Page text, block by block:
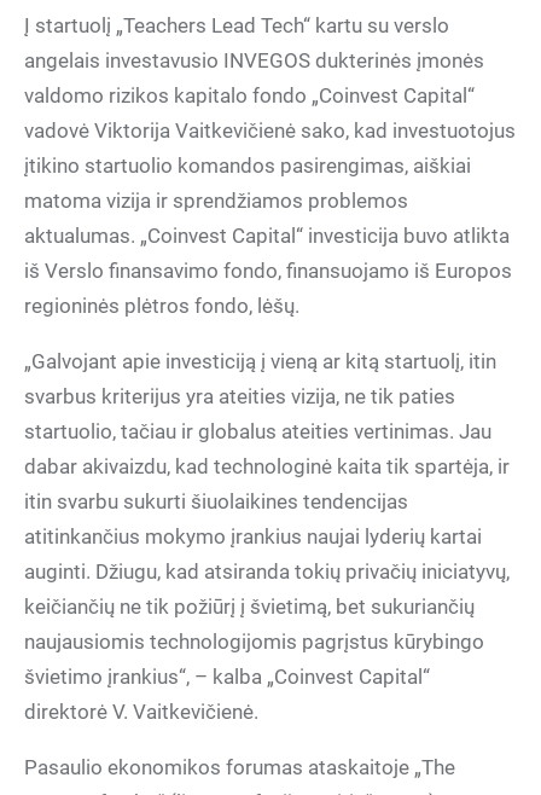
Į startuolį „Teachers Lead Tech“ kartu su verslo
angelais investavusio INVEGOS dukterinės įmonės
valdomo rizikos kapitalo fondo „Coinvest Capital“
vadovė Viktorija Vaitkevičienė sako, kad investuotojus
įtikino startuolio komandos pasirengimas, aiškiai
matoma vizija ir sprendžiamos problemos
aktualumas. „Coinvest Capital“ investicija buvo atlikta
iš Verslo finansavimo fondo, finansuojamo iš Europos
regioninės plėtros fondo, lėšų.
„Galvojant apie investiciją į vieną ar kitą startuolį, itin
svarbus kriterijus yra ateities vizija, ne tik paties
startuolio, tačiau ir globalus ateities vertinimas. Jau
dabar akivaizdu, kad technologinė kaita tik spartėja, ir
itin svarbu sukurti šiuolaikines tendencijas
atitinkančius mokymo įrankius naujai lyderių kartai
auginti. Džiugu, kad atsiranda tokių privačių iniciatyvų,
keičiančių ne tik požiūrį į švietimą, bet sukuriančių
naujausiomis technologijomis pagrįstus kūrybingo
švietimo įrankius“, – kalba „Coinvest Capital“
direktorė V. Vaitkevičienė.
Pasaulio ekonomikos forumas ataskaitoje „The